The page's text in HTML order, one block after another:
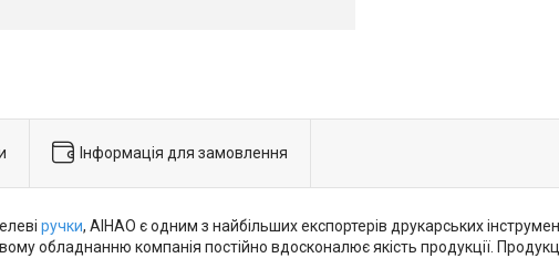
Інформація для замовлення
ручки, AIHAO є одним з найбільших експортерів друкарських
обладнанню компанія постійно вдосконалює якість продукції.